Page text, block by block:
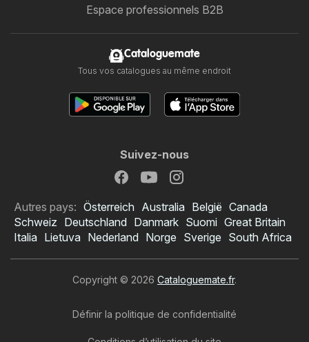
Espace professionnels B2B
Cataloguemate
Tous vos catalogues au même endroit
Suivez-nous
Autres pays: Österreich Australia België Canada
Schweiz Deutschland Danmark Suomi Great Britain
Italia Lietuva Nederland Norge Sverige South Africa
Copyright © 2026 Cataloguemate.fr.
Définir la politique de confidentialité